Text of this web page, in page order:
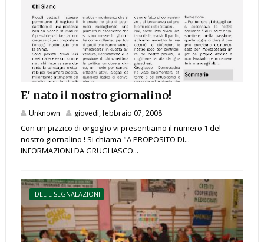
E' nato il nostro giornalino!
Unknown giovedì, febbraio 07, 2008
Con un pizzico di orgoglio vi presentiamo il numero 1 del
nostro giornalino ! Si chiama "A PROPOSITO DI... -
INFORMAZIONI DA GRUGLIASCO...
IDEE E SEGNALAZIONI